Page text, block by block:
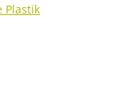
Plastik